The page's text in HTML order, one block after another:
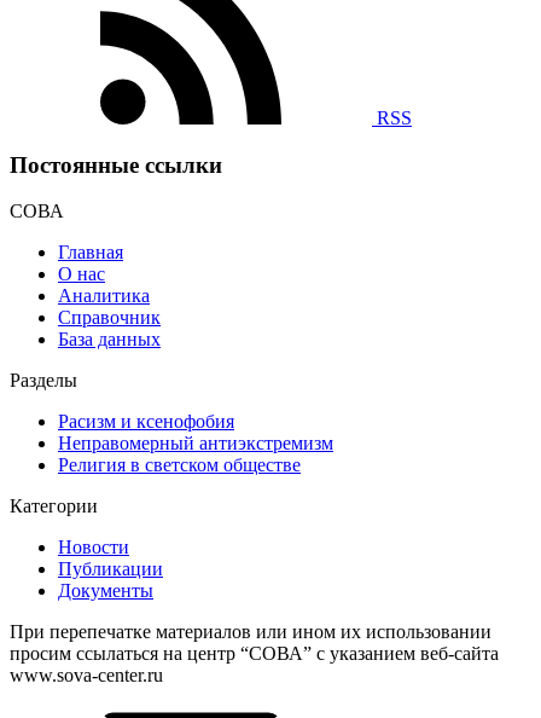
RSS
Постоянные ссылки
СОВА
Главная
О нас
Аналитика
Справочник
База данных
Разделы
Расизм и ксенофобия
Неправомерный антиэкстремизм
Религия в светском обществе
Категории
Новости
Публикации
Документы
При перепечатке материалов или ином их использовании
просим ссылаться на центр “СОВА” с указанием веб-сайта
www.sova-center.ru